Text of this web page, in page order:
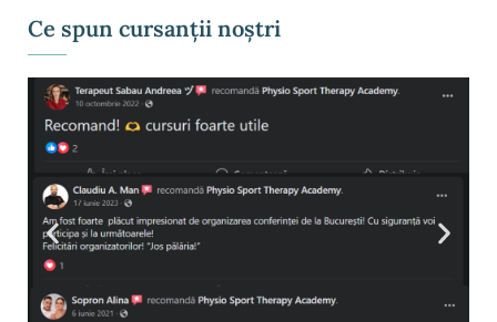
Ce spun cursanții noștri